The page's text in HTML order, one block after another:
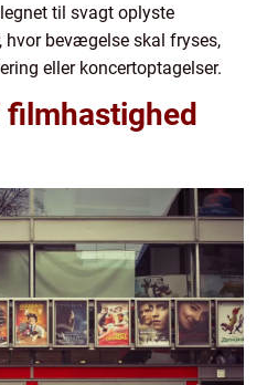
til svagt oplyste
hvor bevægelse skal fryses,
eller koncertoptagelser.